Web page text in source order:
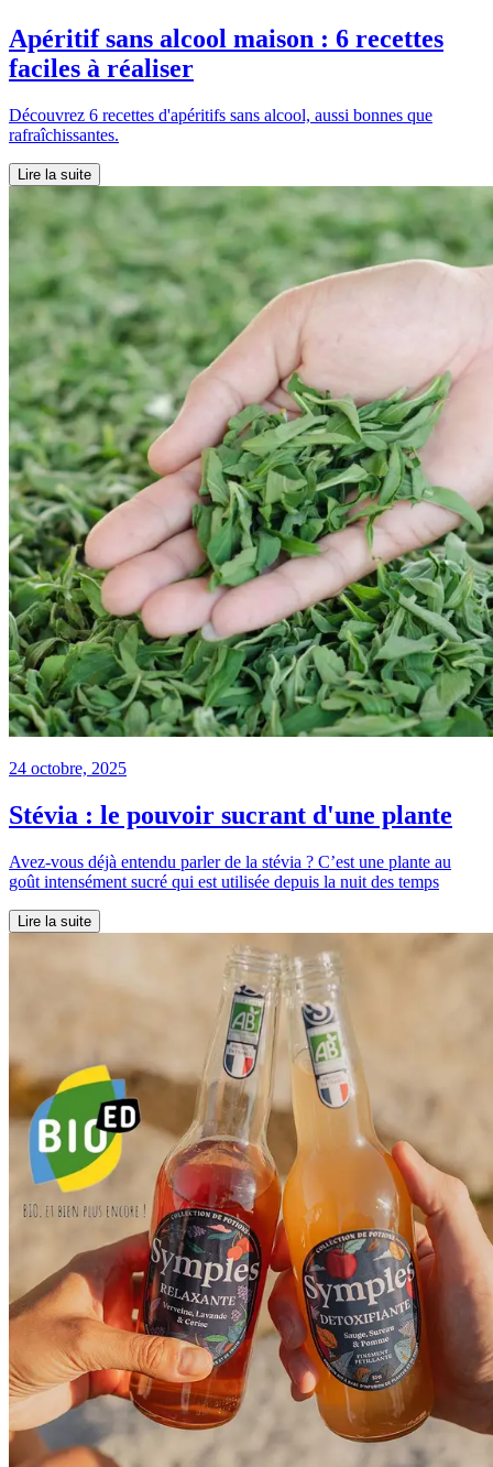
Apéritif sans alcool maison : 6 recettes
faciles à réaliser
Découvrez 6 recettes d'apéritifs sans alcool, aussi bonnes que
rafraîchissantes.
Lire la suite
24 octobre, 2025
Stévia : le pouvoir sucrant d'une plante
Avez-vous déjà entendu parler de la stévia ? C’est une plante au
goût intensément sucré qui est utilisée depuis la nuit des temps
Lire la suite